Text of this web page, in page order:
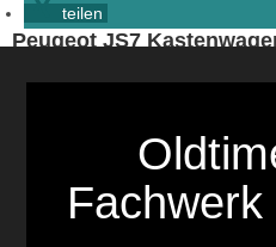
Peugeot JS7
teilen
Fachwerk